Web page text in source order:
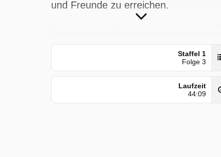
und Freunde zu erreichen.
auf Kabel1 ausgestrahlt am Montag 2
Staffel 1
Folge 3
Laufzeit
44:09